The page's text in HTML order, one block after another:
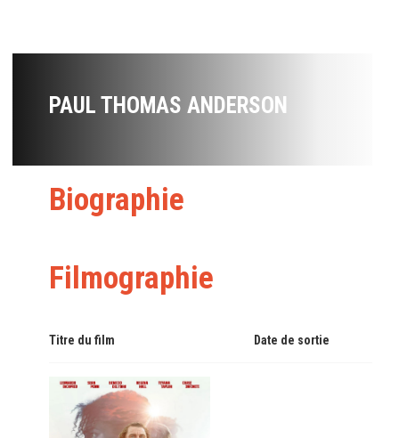
PAUL THOMAS ANDERSON
Biographie
Filmographie
Titre du film Date de sortie